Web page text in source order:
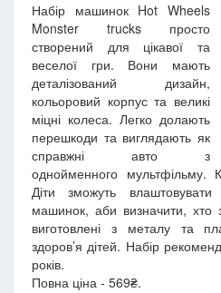
Набір машинок Hot Wheels
Monster trucks просто
створений для цікавої та
веселої гри. Вони мають
деталізований дизайн,
кольоровий корпус та великі
міцні колеса. Легко долають
перешкоди та виглядають як
справжні авто з
однойменного мультфільму.
Діти зможуть
машинок, аби визначити, хто
виготовлені з металу та
здоров’я дітей. Набір
років.
Повна ціна - 569₴.